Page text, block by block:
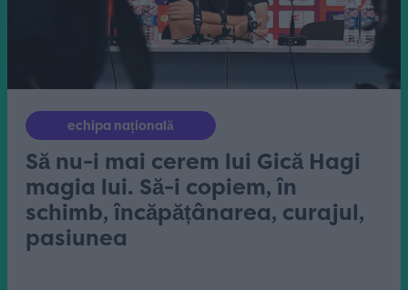
echipa națională
Să nu-i mai cerem lui Gică Hagi
magia lui. Să-i copiem, în
schimb, încăpățânarea, curajul,
pasiunea